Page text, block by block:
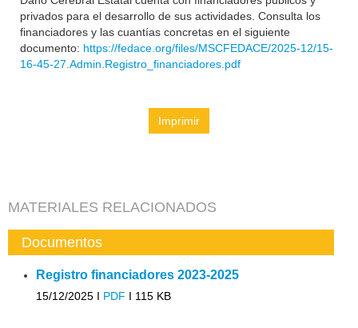
privados para el desarrollo de sus actividades. Consulta los
financiadores y las cuantías concretas en el siguiente
documento: https://fedace.org/files/MSCFEDACE/2025-12/15-
16-45-27.Admin.Registro_financiadores.pdf
Imprimir
MATERIALES RELACIONADOS
Documentos
Registro financiadores 2023-2025
15/12/2025 I PDF I 115 KB